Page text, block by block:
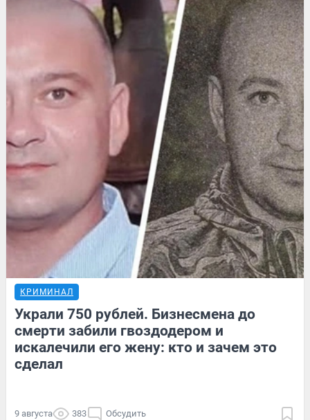
КРИМИНАЛ
Украли 750 рублей. Бизнесмена до
смерти забили гвоздодером и
искалечили его жену: кто и зачем это
сделал
9 августа 383 Обсудить